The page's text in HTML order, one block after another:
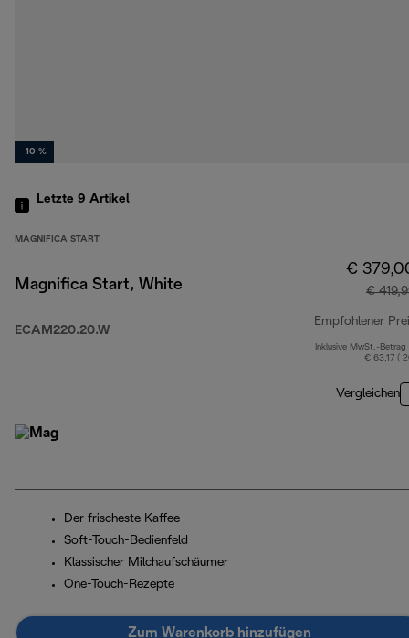
-10 %
Letzte 9 Artikel
MAGNIFICA START
Magnifica Start, White
ECAM220.20.W
€
€
Empfohlener
Inklusive MwSt.-Betrag
€ 63,17 (
Vergleichen
Der frischeste Kaffee
Soft-Touch-Bedienfeld
Klassischer Milchaufschäumer
One-Touch-Rezepte
Zum Warenkorb hinzufügen